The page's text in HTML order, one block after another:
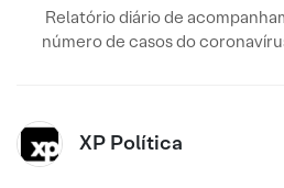
Relatório diário de
número de casos do
XP Política